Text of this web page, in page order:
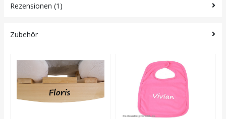
Rezensionen (1)
Zubehör